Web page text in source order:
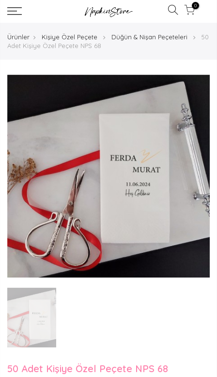
0
Ürünler Kişiye Özel Peçete Düğün & Nişan Peçeteleri
50
Adet Kişiye Özel Peçete NPS 68
50 Adet Kişiye Özel Peçete NPS 68